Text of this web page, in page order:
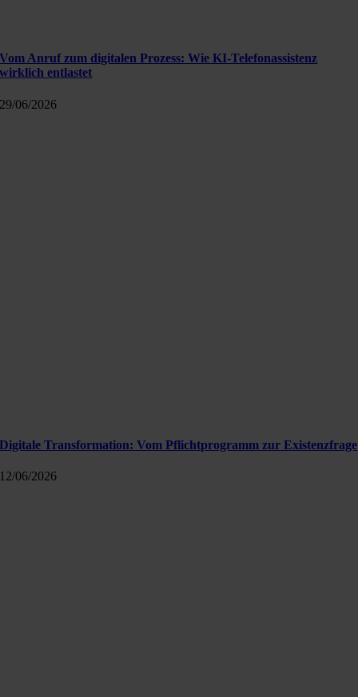
Vom Anruf zum digitalen Prozess: Wie KI-Telefonassistenz
wirklich entlastet
29/06/2026
Digitale Transformation: Vom Pflichtprogramm zur Existenzfrage
12/06/2026